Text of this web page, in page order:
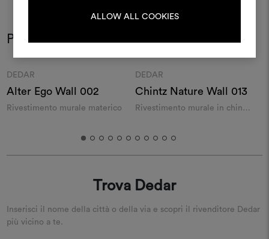
ALLOW ALL COOKIES
Potrebbe interessarti anche
DEDAR
Alter Ego Wall 002
Rivestimento murale materico
DEDAR
Chintz Nature Wall 013
Rivestimento murale in chintz
Trova Dedar
Inserisci il nome della città o della via e scopri il rivenditore Dedar
più vicino a te.
REGISTRATI